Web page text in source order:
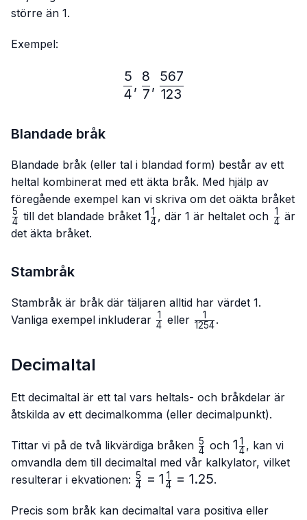
större än 1.
Exempel:
4
5
,
7
8
,
123
567
Blandade bråk
Blandade bråk (eller tal i blandad form) består av ett
heltal kombinerat med ett äkta bråk. Med hjälp av
föregående exempel kan vi skriva om det oäkta bråket
\frac{5}
{4}
4
5 till det blandade bråket 1\frac{1}
14
1 , där 1 är heltalet och 4
1
är
det äkta bråket.
Stambråk
Stambråk är bråk där täljaren alltid har värdet 1.
Vanliga exempel inkluderar \frac{1}
4
1 eller \frac{1}
1254
1 .
Decimaltal
Ett decimaltal är ett tal vars heltals- och bråkdelar är
åtskilda av ett decimalkomma (eller decimalpunkt).
Tittar vi på de två likvärdiga bråken \frac{5}
{4}
4
5 och 1\frac{1}
{4}
14
1 , kan vi
omvandla dem till decimaltal med vår kalkylator, vilket
resulterar i ekvationen: \frac{5}
{4}=1.25
4
5 = 1 4
1 = 1.25.
Precis som bråk kan decimaltal vara positiva eller